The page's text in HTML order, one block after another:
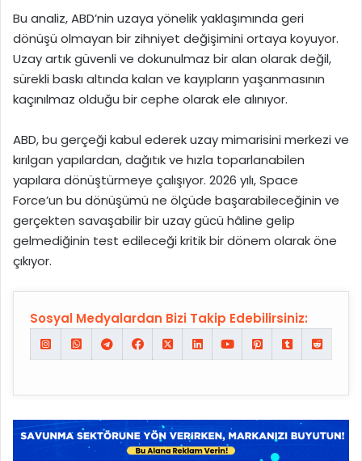
Bu analiz, ABD’nin uzaya yönelik yaklaşımında geri
dönüşü olmayan bir zihniyet değişimini ortaya koyuyor.
Uzay artık güvenli ve dokunulmaz bir alan olarak değil,
sürekli baskı altında kalan ve kayıpların yaşanmasının
kaçınılmaz olduğu bir cephe olarak ele alınıyor.
ABD, bu gerçeği kabul ederek uzay mimarisini merkezi ve
kırılgan yapılardan, dağıtık ve hızla toparlanabilen
yapılara dönüştürmeye çalışıyor. 2026 yılı, Space
Force’un bu dönüşümü ne ölçüde başarabileceğinin ve
gerçekten savaşabilir bir uzay gücü hâline gelip
gelmediğinin test edileceği kritik bir dönem olarak öne
çıkıyor.
Sosyal Medyalardan Bizi Takip Edebilirsiniz: